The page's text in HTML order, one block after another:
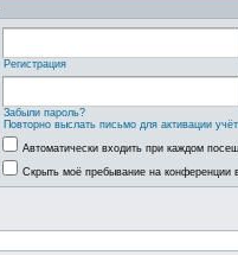
Регистрация
Забыли пароль?
Повторно выслать письмо для активации
Автоматически входить при каждом
Скрыть моё пребывание на конференции